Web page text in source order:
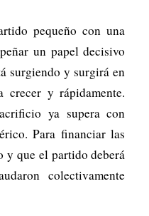
pequeño con una
un papel decisivo
surgiendo y surgirá en
crecer y rápidamente.
ya supera con
Para financiar las
y que el partido deberá
colectivamente